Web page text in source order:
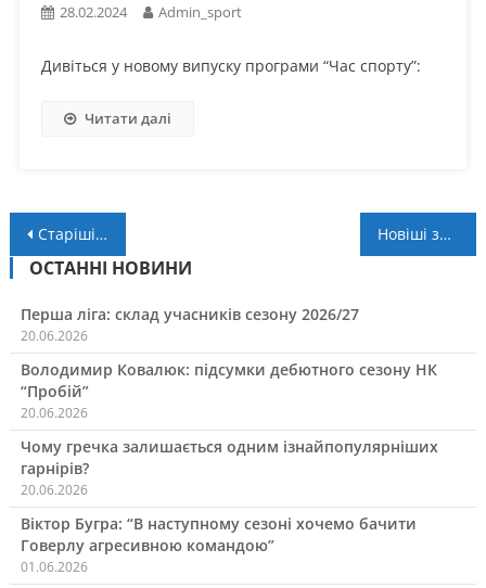
28.02.2024 Admin_sport
Дивіться у новому випуску програми “Час спорту”:
Читати далі
Навігація
за
записами
Старіші записи Новіші записи
ОСТАННІ НОВИНИ
Перша ліга: склад учасників сезону 2026/27
20.06.2026
Володимир Ковалюк: підсумки дебютного сезону НК
“Пробій”
20.06.2026
Чому гречка залишається одним ізнайпопулярніших
гарнірів?
20.06.2026
Віктор Бугра: “В наступному сезоні хочемо бачити
Говерлу агресивною командою”
01.06.2026